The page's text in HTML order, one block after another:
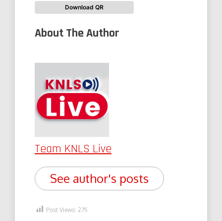
Download QR
About The Author
Team KNLS Live
See author's posts
Post Views: 275